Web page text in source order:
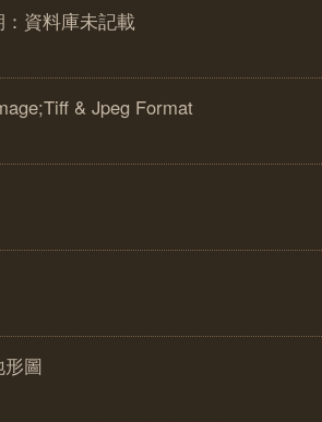
：資料庫未記載
& Jpeg Format
圖